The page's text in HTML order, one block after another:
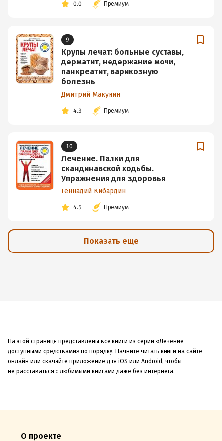
0.0 Премиум
9
Крупы лечат: больные суставы,
дерматит, недержание мочи,
панкреатит, варикозную
болезнь
Дмитрий Макунин
4.3 Премиум
10
Лечение. Палки для
скандинавской ходьбы.
Упражнения для здоровья
Геннадий Кибардин
4.5 Премиум
Показать еще
На этой странице представлены все книги из серии «Лечение
доступными средствами» по порядку. Начните читать книги на сайте
онлайн или скачайте приложение для iOS или Android, чтобы
не расставаться с любимыми книгами даже без интернета.
О проекте